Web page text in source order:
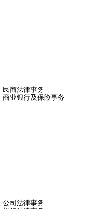
民商法律事务
商业银行及保险事务
公司法律事务